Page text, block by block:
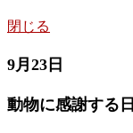
閉じる
9月23日
動物に感謝する日